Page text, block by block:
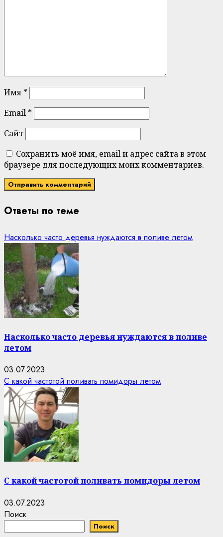
Имя *
Email *
Сайт
Сохранить моё имя, email и адрес сайта в этом
браузере для последующих моих комментариев.
Ответы по теме
Насколько часто деревья нуждаются в поливе летом
Насколько часто деревья нуждаются в поливе
летом
03.07.2023
С какой частотой поливать помидоры летом
С какой частотой поливать помидоры летом
03.07.2023
Поиск
Поиск